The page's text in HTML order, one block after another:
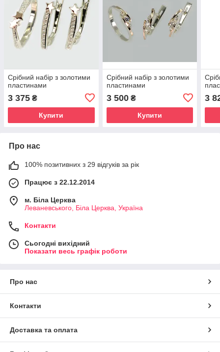
Срібний набір з золотими
пластинами
3 375 ₴
Купити
Срібний набір з золотими
пластинами
3 500₴
Купити
3
Про нас
100% позитивних з 29 відгуків за рік
Працює з 22.12.2014
м. Біла Церква
Леваневського, Біла Церква, Україна
Контакти
Сьогодні вихідний
Показати весь графік роботи
Про нас
Контакти
Доставка та оплата